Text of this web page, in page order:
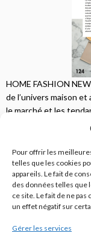
Pour offrir les
telles que les cookies
appareils. Le fait de
des données telles que
ce site. Le fait de ne
un effet négatif sur
Gérer les services
HOME FASHION
de l’univers maison
le marché et les
lecteurs une vision
JE M'ABONNE